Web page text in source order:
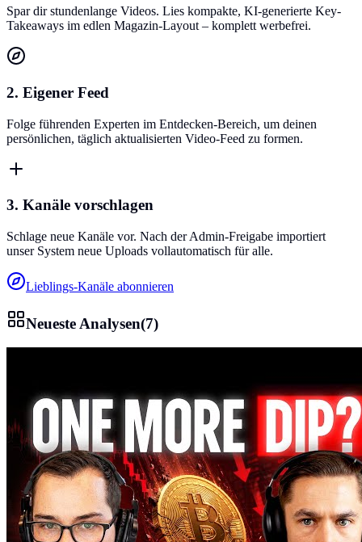
Spar dir stundenlange Videos. Lies kompakte, KI-generierte Key-
Takeaways im edlen Magazin-Layout – komplett werbefrei.
2. Eigener Feed
Folge führenden Experten im Entdecken-Bereich, um deinen
persönlichen, täglich aktualisierten Video-Feed zu formen.
3. Kanäle vorschlagen
Schlage neue Kanäle vor. Nach der Admin-Freigabe importiert
unser System neue Uploads vollautomatisch für alle.
Lieblings-Kanäle abonnieren
Neueste Analysen(7)